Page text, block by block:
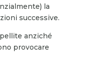
la
successive.
anziché
provocare